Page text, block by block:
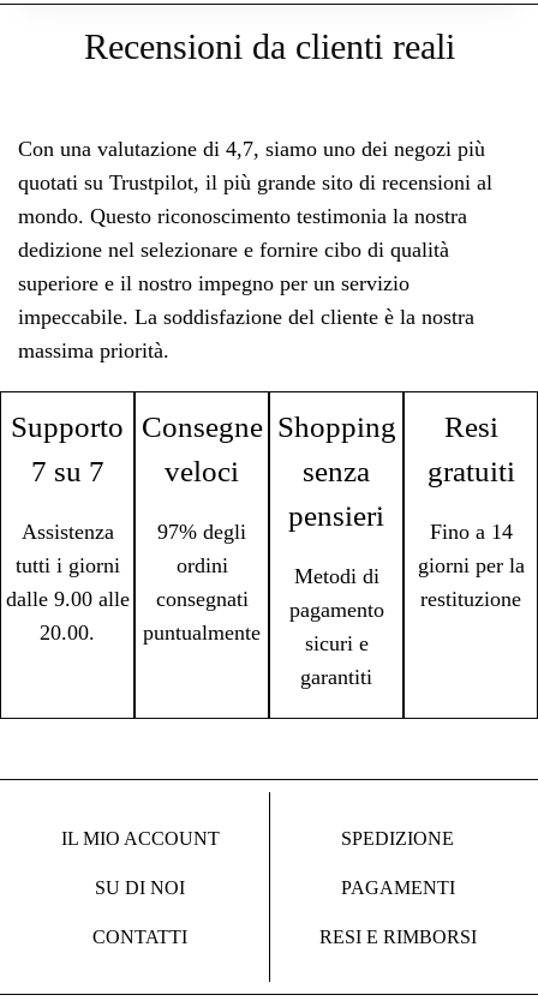
Recensioni da clienti reali
Con una valutazione di 4,7, siamo uno dei negozi più
quotati su Trustpilot, il più grande sito di recensioni al
mondo. Questo riconoscimento testimonia la nostra
dedizione nel selezionare e fornire cibo di qualità
superiore e il nostro impegno per un servizio
impeccabile. La soddisfazione del cliente è la nostra
massima priorità.
Supporto
7 su 7
Assistenza
tutti i giorni
dalle 9.00 alle
20.00.
Consegne
veloci
97% degli
ordini
consegnati
puntualmente
Shopping
senza
pensieri
Metodi di
pagamento
sicuri e
garantiti
Resi
gratuiti
Fino a 14
giorni per la
restituzione
IL MIO ACCOUNT
SU DI NOI
CONTATTI
SPEDIZIONE
PAGAMENTI
RESI E RIMBORSI